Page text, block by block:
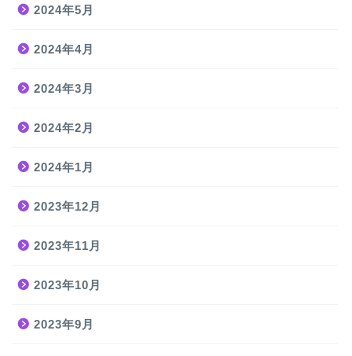
2024年5月
2024年4月
2024年3月
2024年2月
2024年1月
2023年12月
2023年11月
2023年10月
2023年9月